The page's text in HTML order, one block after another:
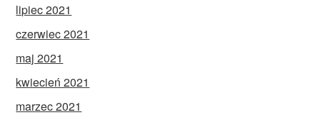
lipiec 2021
czerwiec 2021
maj 2021
kwiecień 2021
marzec 2021